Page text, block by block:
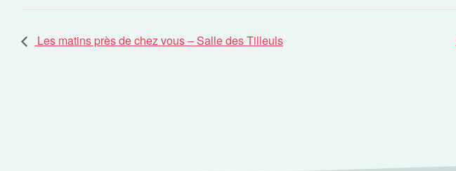
Les matins près de chez vous – Salle des Tilleuls